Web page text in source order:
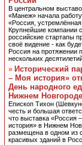
В центральном
«Манеж» начала
«Россия,
Крупнейшие компании
российские стартапы
своё видение - как
Россия на протяжении
нескольких
» Исторический
– Моя история»
День народного
Нижнем Новгороде
Епископ Тихон
честь и большая
что выставка «Россия
история» в Нижнем
размещена в одном из
красивых зданий в